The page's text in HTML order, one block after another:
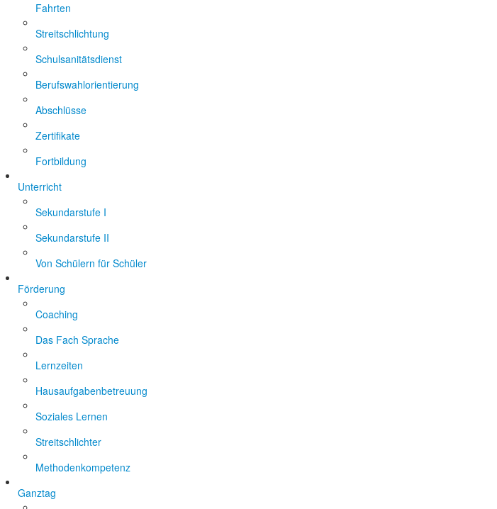
Fahrten
Streitschlichtung
Schulsanitätsdienst
Berufswahlorientierung
Abschlüsse
Zertifikate
Fortbildung
Unterricht
Sekundarstufe I
Sekundarstufe II
Von Schülern für Schüler
Förderung
Coaching
Das Fach Sprache
Lernzeiten
Hausaufgabenbetreuung
Soziales Lernen
Streitschlichter
Methodenkompetenz
Ganztag